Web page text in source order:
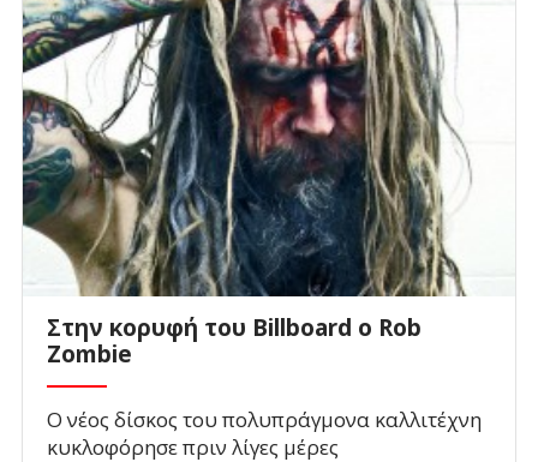
Στην κορυφή του Billboard o Rob
Zombie
Ο νέος δίσκος του πολυπράγμονα καλλιτέχνη
κυκλοφόρησε πριν λίγες μέρες